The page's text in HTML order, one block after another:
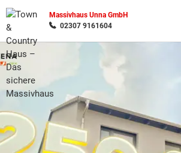
Massivhaus Unna GmbH
02307 9161604
Wonach möchten Sie suchen?